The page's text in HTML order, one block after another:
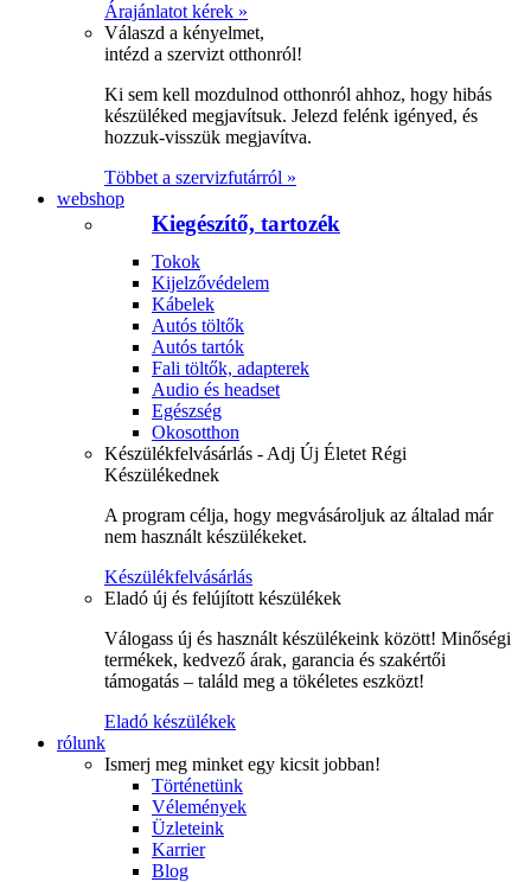
Árajánlatot kérek »
Válaszd a kényelmet,
intézd a szervizt otthonról!
Ki sem kell mozdulnod otthonról ahhoz, hogy hibás
készüléked megjavítsuk. Jelezd felénk igényed, és
hozzuk-visszük megjavítva.
Többet a szervizfutárról »
webshop
Kiegészítő, tartozék
Tokok
Kijelzővédelem
Kábelek
Autós töltők
Autós tartók
Fali töltők, adapterek
Audio és headset
Egészség
Okosotthon
Készülékfelvásárlás - Adj Új Életet Régi
Készülékednek
A program célja, hogy megvásároljuk az általad már
nem használt készülékeket.
Készülékfelvásárlás
Eladó új és felújított készülékek
Válogass új és használt készülékeink között! Minőségi
termékek, kedvező árak, garancia és szakértői
támogatás – találd meg a tökéletes eszközt!
Eladó készülékek
rólunk
Ismerj meg minket egy kicsit jobban!
Történetünk
Vélemények
Üzleteink
Karrier
Blog